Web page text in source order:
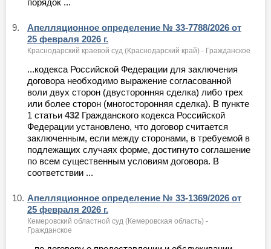
9.
Апелляционное определение № 33-7788/2026 от
25 февраля 2026 г.
Краснодарский краевой суд (Краснодарский край) - Гражданское
...кодекса Российской Федерации для заключения
договора необходимо выражение согласованной
воли двух сторон (двусторонняя сделка) либо трех
или более сторон (многосторонняя сделка). В пункте
1 статьи 432 Гражданского кодекса Российской
Федерации установлено, что договор считается
заключенным, если между сторонами, в требуемой в
подлежащих случаях форме, достигнуто соглашение
по всем существенным условиям договора. В
соответствии ...
10. Апелляционное определение № 33-1369/2026 от
25 февраля 2026 г.
Кемеровский областной суд (Кемеровская область) -
Гражданское